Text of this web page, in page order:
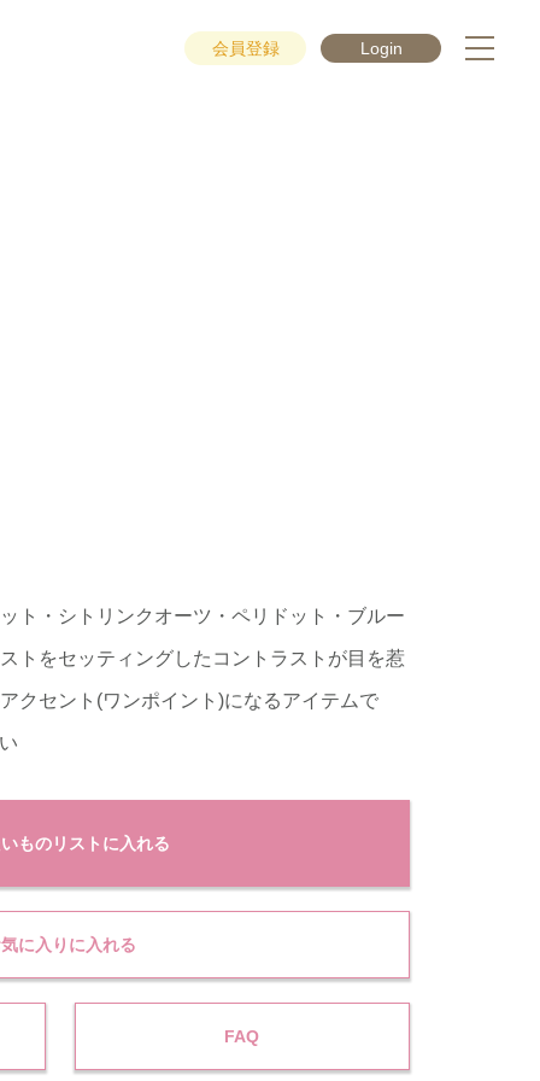
会員登録 Login
ト・シトリンクオーツ・ペリドット・ブルー
トをセッティングしたコントラストが目を惹
クセント(ワンポイント)になるアイテムで
ものリストに入れる
に入りに入れる
FAQ